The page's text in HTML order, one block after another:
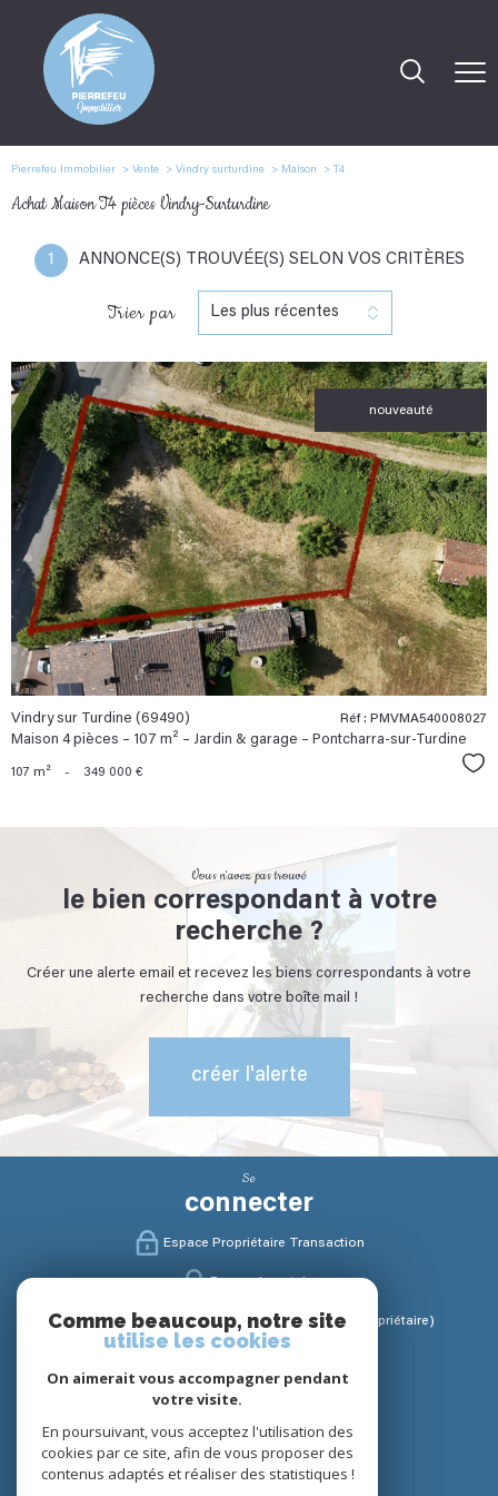
Pierrefeu Immobilier Vente Vindry surturdine Maison T4
Achat Maison T4 pièces Vindry-Surturdine
1 ANNONCE(S) TROUVÉE(S) SELON VOS CRITÈRES
Trier par Les plus récentes
nouveauté
voir le
bien
Vindry sur Turdine (69490)
Maison 4 pièces – 107 m² – Jardin & garage – Pontcharra-sur-Turdine
Réf : PMVMA540008027
107 m² - 349 000 €
Vous n'avez pas trouvé
le bien correspondant à votre
recherche ?
Créer une alerte email et recevez les biens correspondants à votre
recherche dans votre boîte mail !
créer l'alerte
Se
connecter
Espace Propriétaire Transaction
Espace Locataire
Espace Gestion / Syndic (Propriétaire / Copropriétaire)
suivre
Comme beaucoup, notre site
utilise les cookies
On aimerait vous accompagner pendant
votre visite.
En poursuivant, vous acceptez l'utilisation des
cookies par ce site, afin de vous proposer des
contenus adaptés et réaliser des statistiques !